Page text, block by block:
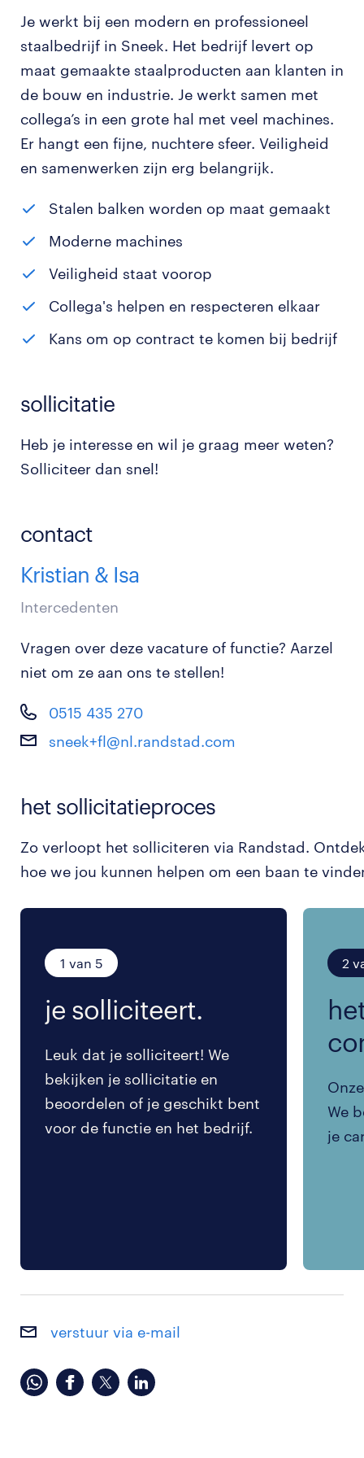
Je werkt bij een modern en professioneel
staalbedrijf in Sneek. Het bedrijf levert op
maat gemaakte staalproducten aan klanten in
de bouw en industrie. Je werkt samen met
collega’s in een grote hal met veel machines.
Er hangt een fijne, nuchtere sfeer. Veiligheid
en samenwerken zijn erg belangrijk.
Stalen balken worden op maat gemaakt
Moderne machines
Veiligheid staat voorop
Collega's helpen en respecteren elkaar
Kans om op contract te komen bij bedrijf
sollicitatie
Heb je interesse en wil je graag meer weten?
Solliciteer dan snel!
contact
Kristian & Isa
Intercedenten
Vragen over deze vacature of functie? Aarzel
niet om ze aan ons te stellen!
0515 435 270
sneek+fl@nl.randstad.com
het sollicitatieproces
Zo verloopt het solliciteren via Randstad.
hoe we jou kunnen helpen om een baan te
1 van 5
je solliciteert.
Leuk dat je solliciteert! We
bekijken je sollicitatie en
beoordelen of je geschikt bent
voor de functie en het bedrijf.
2
We
je
verstuur via e-mail